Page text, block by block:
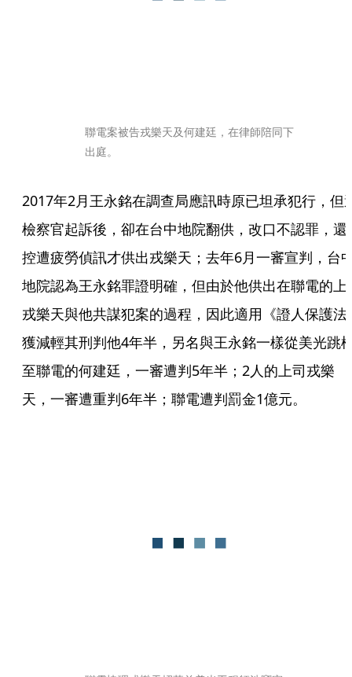
聯電案被告戎樂天及何建廷，在律師陪同下
出庭。
2017年2月王永銘在調查局應訊時原已坦承犯行，但
檢察官起訴後，卻在台中地院翻供，改口不認罪，還
控遭疲勞偵訊才供出戎樂天；去年6月一審宣判，台
地院認為王永銘罪證明確，但由於他供出在聯電的上
戎樂天與他共謀犯案的過程，因此適用《證人保護法
獲減輕其刑判他4年半，另名與王永銘一樣從美光跳
至聯電的何建廷，一審遭判5年半；2人的上司戎樂
天，一審遭重判6年半；聯電遭判罰金1億元。